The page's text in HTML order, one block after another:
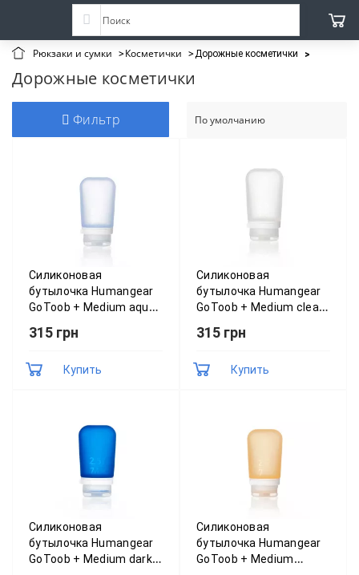
Рюкзаки и сумки Косметички Дорожные косметички
Дорожные косметички
Фильтр
Силиконовая
бутылочка Humangear
GoToob + Medium aqua
315 грн
Купить
Силиконовая
бутылочка Humangear
GoToob + Medium clear
315 грн
Купить
Силиконовая
бутылочка Humangear
GoToob + Medium dark
Силиконовая
бутылочка Humangear
GoToob + Medium